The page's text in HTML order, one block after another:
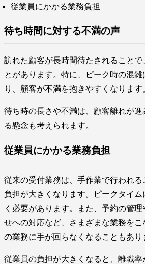
従業員にかかる業務負担
待ち時間に対する不満の声
訪れた顧客が長時間待たされることで
とがあります。特に、ピーク時の混
り、顧客が不満を抱きやすくなります
待ち時の長さや不満は、顧客離れが
る懸念も考えられます。
従業員にかかる業務負担
従来の受付業務は、手作業で行われ
負担が大きくなります。ピークタイ
く必要があります。また、予約の管
せへの対応など、さまざまな業務を
の業務に手が回らなくなることもあり
従業員の負担が大きくなると、離職